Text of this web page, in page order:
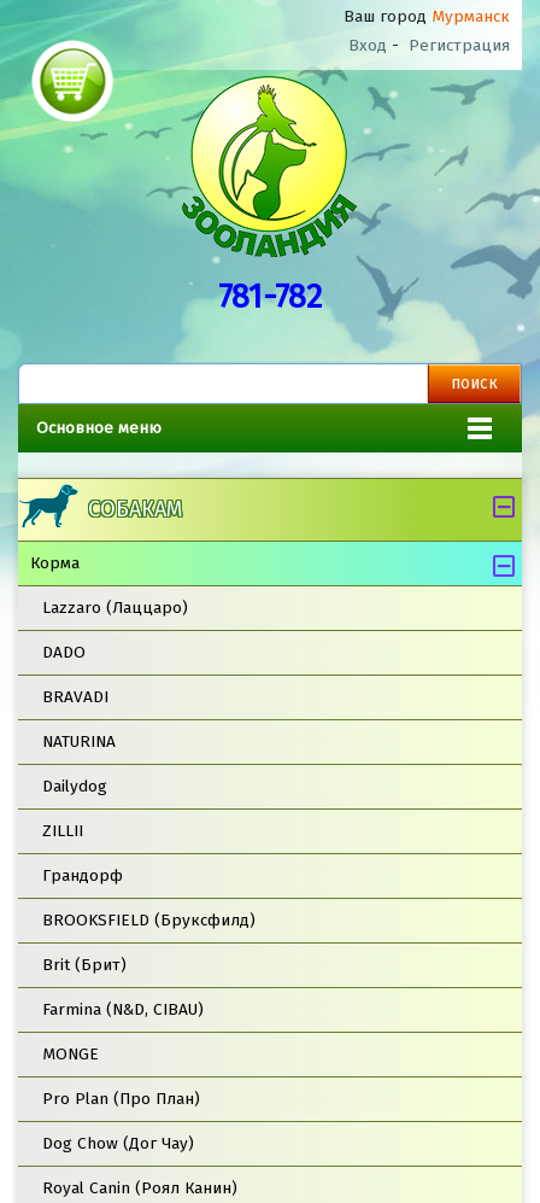
Ваш город Мурманск
Вход - Регистрация
781-782
Основное меню
СОБАКАМ
Корма
Lazzaro (Лаццаро)
DADO
BRAVADI
NATURINA
Dailydog
ZILLII
Грандорф
BROOKSFIELD (Бруксфилд)
Brit (Брит)
Farmina (N&D, CIBAU)
MONGE
Pro Plan (Про План)
Dog Chow (Дог Чау)
Royal Canin (Роял Канин)